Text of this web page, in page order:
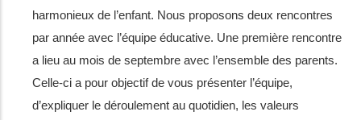
harmonieux de l’enfant. Nous proposons deux rencontres
par année avec l’équipe éducative. Une première rencontre
a lieu au mois de septembre avec l’ensemble des parents.
Celle-ci a pour objectif de vous présenter l’équipe,
d’expliquer le déroulement au quotidien, les valeurs